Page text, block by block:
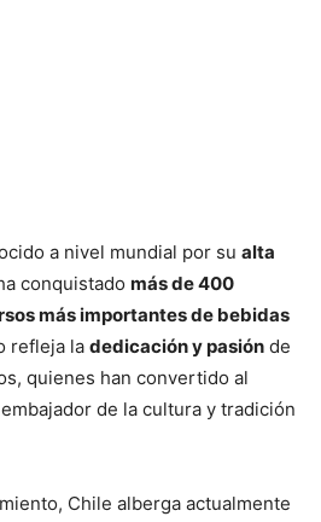
a nivel mundial por su alta
conquistado más de 400
más importantes de bebidas
refleja la dedicación y pasión de
quienes han convertido al
de la cultura y tradición
Chile alberga actualmente